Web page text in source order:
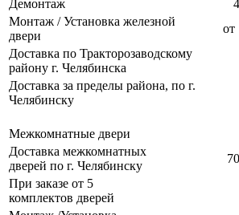
Демонтаж
Монтаж / Установка железной
двери
от
Доставка по Тракторозаводскому
району г. Челябинска
Доставка за пределы района, по г.
Челябинску
Межкомнатные двери
Доставка межкомнатных
дверей по г. Челябинску
При заказе от 5
комплектов дверей